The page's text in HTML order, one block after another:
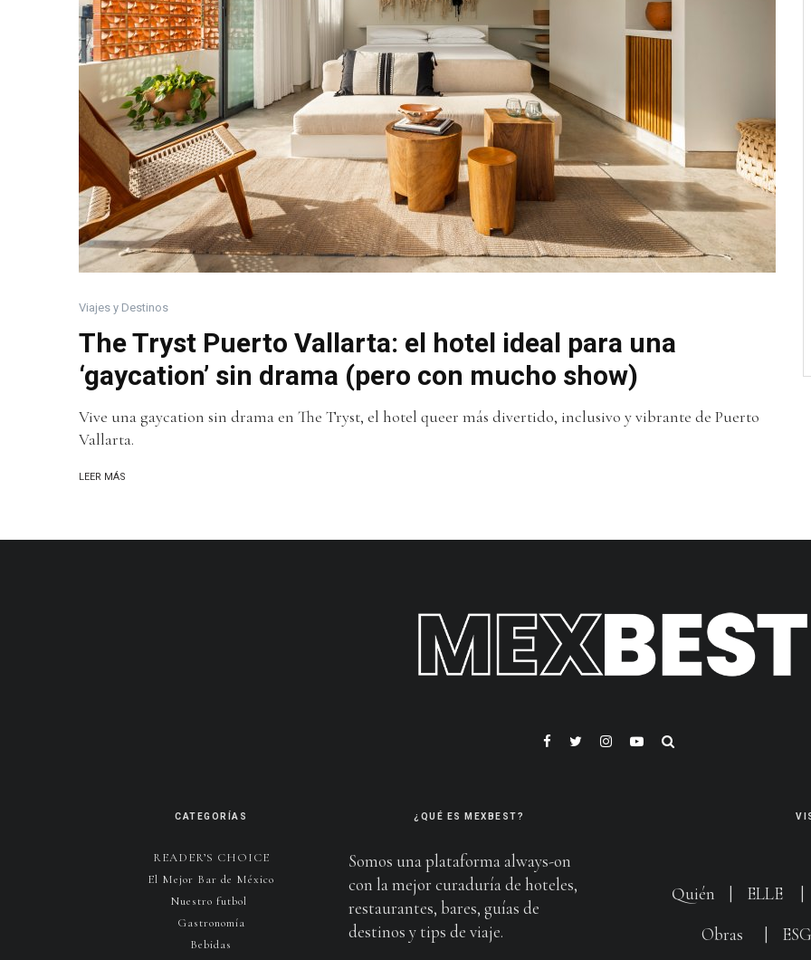
Viajes y Destinos
The Tryst Puerto Vallarta: el hotel ideal para una
‘gaycation’ sin drama (pero con mucho show)
Vive una gaycation sin drama en The Tryst, el hotel queer más divertido, inclusivo y vibrante de Puerto
Vallarta.
LEER MÁS
CATEGORÍAS
READER’S CHOICE
El Mejor Bar de México
Nuestro futbol
Gastronomía
Bebidas
¿QUÉ ES MEXBEST?
Somos una plataforma always-on
con la mejor curaduría de hoteles,
restaurantes, bares, guías de
destinos y tips de viaje.
Quién ELLE
Obras
ESG